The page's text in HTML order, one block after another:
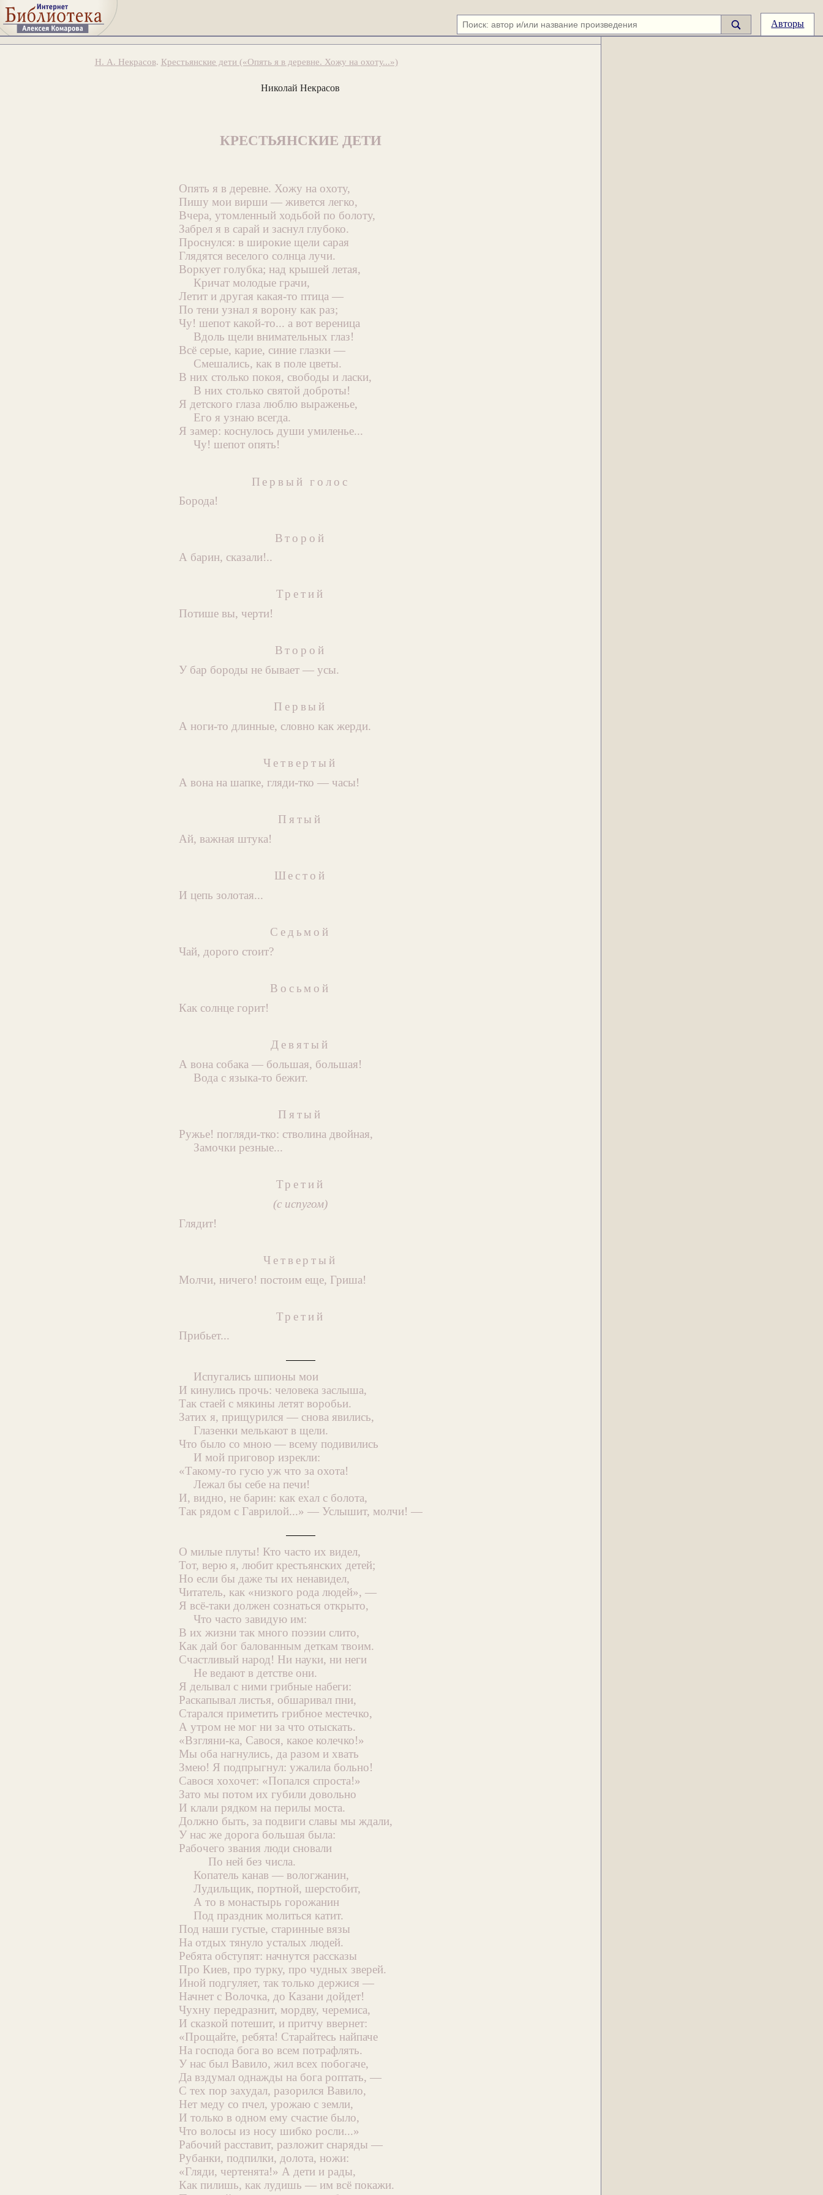
Авторы
Н. А. Некрасов. Крестьянские дети («Опять я в деревне. Хожу на охоту...»)
Николай Некрасов
КРЕСТЬЯНСКИЕ ДЕТИ
Опять я в деревне. Хожу на охоту,
Пишу мои вирши — живется легко,
Вчера, утомленный ходьбой по болоту,
Забрел я в сарай и заснул глубоко.
Проснулся: в широкие щели сарая
Глядятся веселого солнца лучи.
Воркует голубка; над крышей летая,
Кричат молодые грачи,
Летит и другая какая-то птица —
По тени узнал я ворону как раз;
Чу! шепот какой-то... а вот вереница
Вдоль щели внимательных глаз!
Всё серые, карие, синие глазки —
Смешались, как в поле цветы.
В них столько покоя, свободы и ласки,
В них столько святой доброты!
Я детского глаза люблю выраженье,
Его я узнаю всегда.
Я замер: коснулось души умиленье...
Чу! шепот опять!
Первый голос
Борода!
Второй
А барин, сказали!..
Третий
Потише вы, черти!
Второй
У бар бороды не бывает — усы.
Первый
А ноги-то длинные, словно как жерди.
Четвертый
А вона на шапке, гляди-тко — часы!
Пятый
Ай, важная штука!
Шестой
И цепь золотая...
Седьмой
Чай, дорого стоит?
Восьмой
Как солнце горит!
Девятый
А вона собака — большая, большая!
Вода с языка-то бежит.
Пятый
Ружье! погляди-тко: стволина двойная,
Замочки резные...
Третий
(с испугом)
Глядит!
Четвертый
Молчи, ничего! постоим еще, Гриша!
Третий
Прибьет...
Испугались шпионы мои
И кинулись прочь: человека заслыша,
Так стаей с мякины летят воробьи.
Затих я, прищурился — снова явились,
Глазенки мелькают в щели.
Что было со мною — всему подивились
И мой приговор изрекли:
«Такому-то гусю уж что за охота!
Лежал бы себе на печи!
И, видно, не барин: как ехал с болота,
Так рядом с Гаврилой...» — Услышит, молчи! —
О милые плуты! Кто часто их видел,
Тот, верю я, любит крестьянских детей;
Но если бы даже ты их ненавидел,
Читатель, как «низкого рода людей», —
Я всё-таки должен сознаться открыто,
Что часто завидую им:
В их жизни так много поэзии слито,
Как дай бог балованным деткам твоим.
Счастливый народ! Ни науки, ни неги
Не ведают в детстве они.
Я делывал с ними грибные набеги:
Раскапывал листья, обшаривал пни,
Старался приметить грибное местечко,
А утром не мог ни за что отыскать.
«Взгляни-ка, Савося, какое колечко!»
Мы оба нагнулись, да разом и хвать
Змею! Я подпрыгнул: ужалила больно!
Савося хохочет: «Попался спроста!»
Зато мы потом их губили довольно
И клали рядком на перилы моста.
Должно быть, за подвиги славы мы ждали,
У нас же дорога большая была:
Рабочего звания люди сновали
По ней без числа.
Копатель канав — вологжанин,
Лудильщик, портной, шерстобит,
А то в монастырь горожанин
Под праздник молиться катит.
Под наши густые, старинные вязы
На отдых тянуло усталых людей.
Ребята обступят: начнутся рассказы
Про Киев, про турку, про чудных зверей.
Иной подгуляет, так только держися —
Начнет с Волочка, до Казани дойдет!
Чухну передразнит, мордву, черемиса,
И сказкой потешит, и притчу ввернет:
«Прощайте, ребята! Старайтесь найпаче
На господа бога во всем потрафлять.
У нас был Вавило, жил всех побогаче,
Да вздумал однажды на бога роптать, —
С тех пор захудал, разорился Вавило,
Нет меду со пчел, урожаю с земли,
И только в одном ему счастие было,
Что волосы из носу шибко росли...»
Рабочий расставит, разложит снаряды —
Рубанки, подпилки, долота, ножи:
«Гляди, чертенята!» А дети и рады,
Как пилишь, как лудишь — им всё покажи.